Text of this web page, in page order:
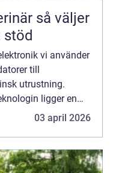
väljer
stöd
vi använder
till
utrustning.
ligger en
03 april 2026